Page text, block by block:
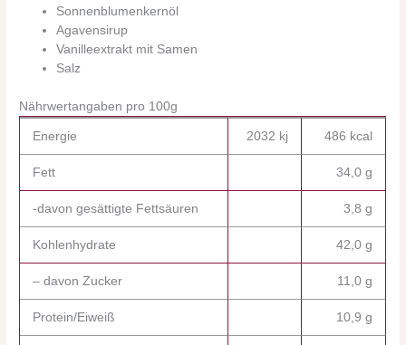
Sonnenblumenkernöl
Agavensirup
Vanilleextrakt mit Samen
Salz
Nährwertangaben pro 100g
Energie 2032 kj 486 kcal
Fett 34,0 g
-davon gesättigte Fettsäuren 3,8 g
Kohlenhydrate 42,0 g
– davon Zucker 11,0 g
Protein/Eiweiß 10,9 g